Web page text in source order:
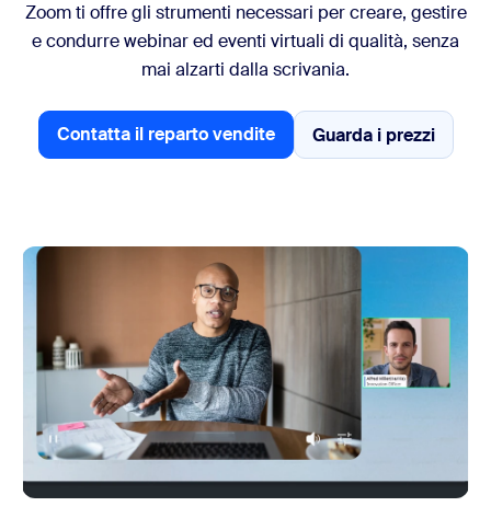
Zoom ti offre gli strumenti necessari per creare, gestire
e condurre webinar ed eventi virtuali di qualità, senza
mai alzarti dalla scrivania.
Contatta il reparto vendite
Contatta il reparto vendite
Guarda i prezzi
Guarda i